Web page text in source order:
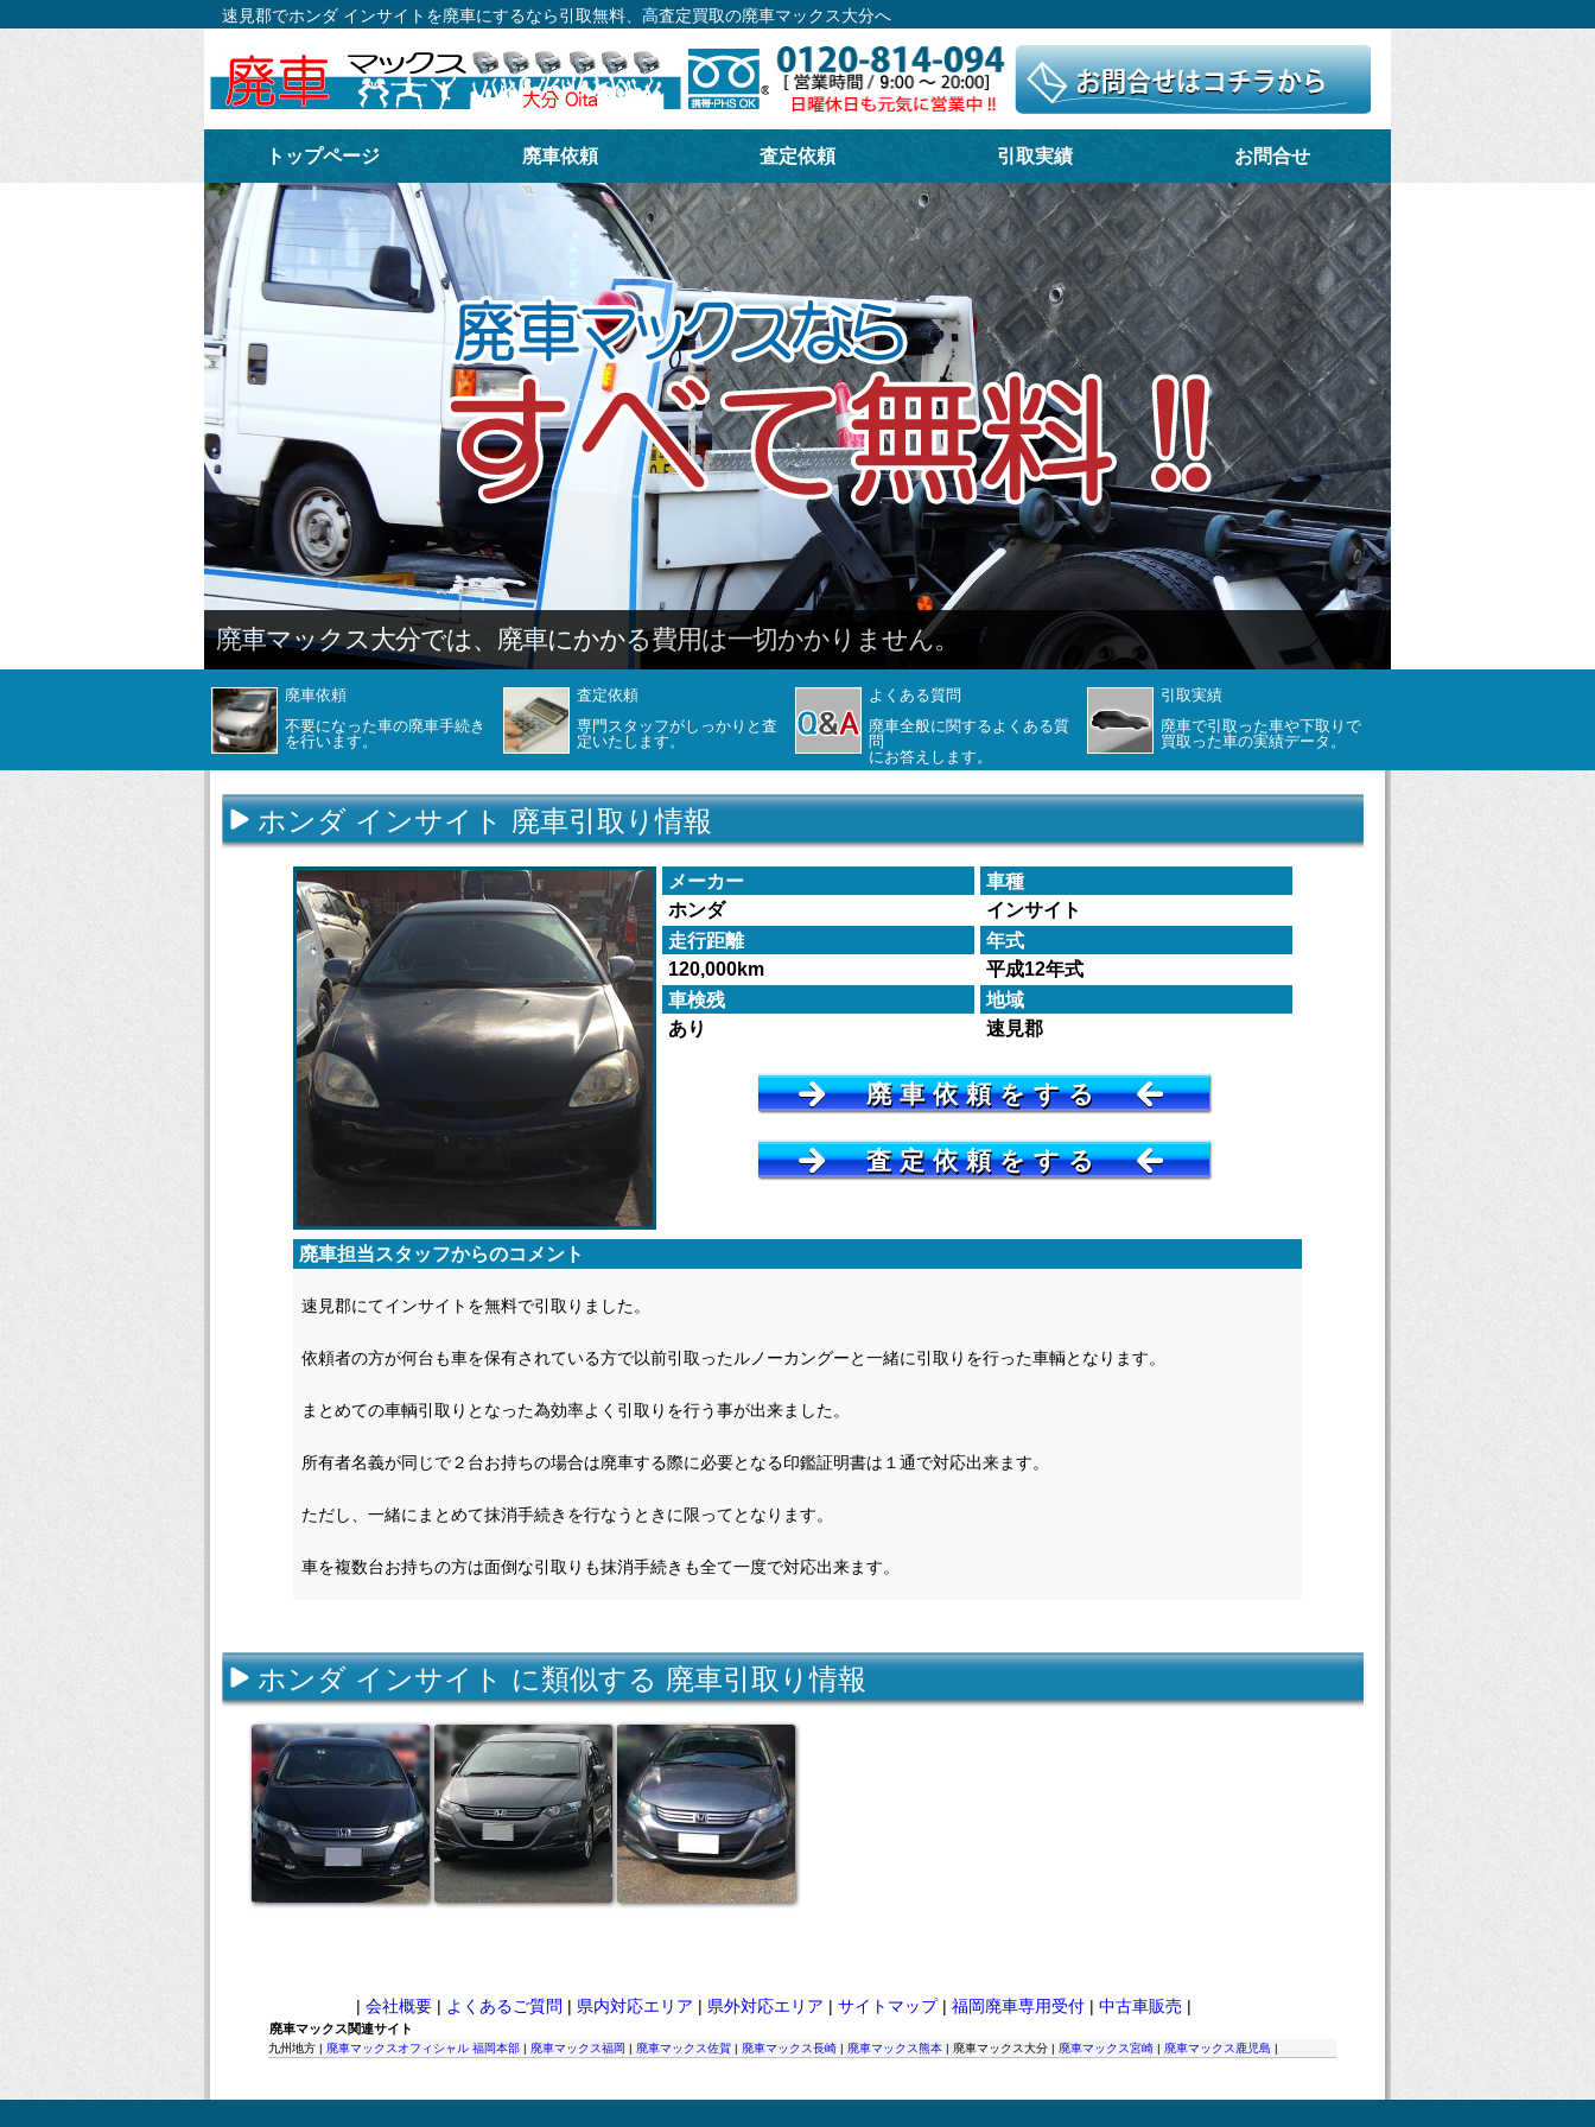
速見郡でホンダ インサイトを廃車にするなら引取無料、高査定買取の廃車マックス大分へ
トップページ 廃車依頼 査定依頼 引取実績 お問合せ
廃車マックス大分では、廃車にかかる費用は一切かかりません。
廃車依頼
不要になった車の廃車手続き
を行います。
査定依頼
専門スタッフがしっかりと査
定いたします。
よくある質問
廃車全般に関するよくある質
問
にお答えします。
引取実績
廃車で引取った車や下取りで
買取った車の実績データ。
ホンダ インサイト 廃車引取り情報
メーカー
車種
ホンダ
インサイト
走行距離
年式
120,000km
平成12年式
車検残
地域
あり
速見郡
廃車担当スタッフからのコメント
速見郡にてインサイトを無料で引取りました。
依頼者の方が何台も車を保有されている方で以前引取ったルノーカングーと一緒に引取りを行った車輌となります。
まとめての車輌引取りとなった為効率よく引取りを行う事が出来ました。
所有者名義が同じで２台お持ちの場合は廃車する際に必要となる印鑑証明書は１通で対応出来ます。
ただし、一緒にまとめて抹消手続きを行なうときに限ってとなります。
車を複数台お持ちの方は面倒な引取りも抹消手続きも全て一度で対応出来ます。
廃車依頼をする
査定依頼をする
ホンダ インサイト に類似する 廃車引取り情報
| 会社概要 | よくあるご質問 | 県内対応エリア | 県外対応エリア | サイトマップ| 福岡廃車専用受付 | 中古車販売 |
廃車マックス関連サイト
九州地方 | 廃車マックスオフィシャル 福岡本部 | 廃車マックス福岡 | 廃車マックス佐賀 | 廃車マックス長崎 | 廃車マックス熊本 | 廃車マックス大分 | 廃車マックス宮崎 | 廃車マックス鹿児島 |